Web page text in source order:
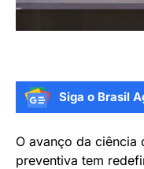
Siga o Brasil
O avanço da ciência
preventiva tem